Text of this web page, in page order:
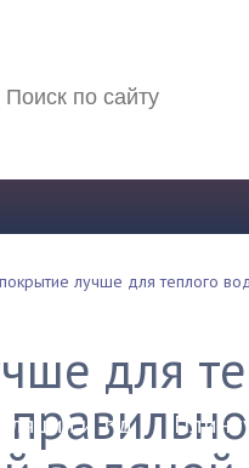
полы
и т.д.
лучше для теплого
для